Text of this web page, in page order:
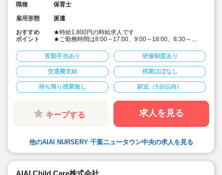
職種
保育士
雇用形態
派遣
おすすめ
ポイント
★時給1,800円の時給求人です
★ご勤務時間は8:00～17:00、9:00～18:00、8:30～
歓迎です
★早番、遅番で勤務したいなど。時間帯は柔軟にご相談
ください
★派遣スタッフの受け入れに慣れている園になりますの
で安心です
★保育士専任のコンサルタントがあなたの派遣就業を安
心サポートいたします
★英語は遊びを通して専任講師が年齢に応じて対応して
います。異文化にふれることで社会性や国際理解を深め
ています
★食育プログラムとして、食糧生産から消費までの過程
を体験することで、食や健康に対する興味を引き出して
★60名定員など中規模園を中心に「もう一つの家」をコ
の方とのやり取り等を効率化されています
皆勤手当あり 研修制度あり
交通費支給 残業ほぼなし
持ち帰り残業無し 駅近（5分以内）
キープする 求人を見る
他のAIAI NURSERY 千葉ニュータウン中央の求人を見る
AIAI Child Care株式会社